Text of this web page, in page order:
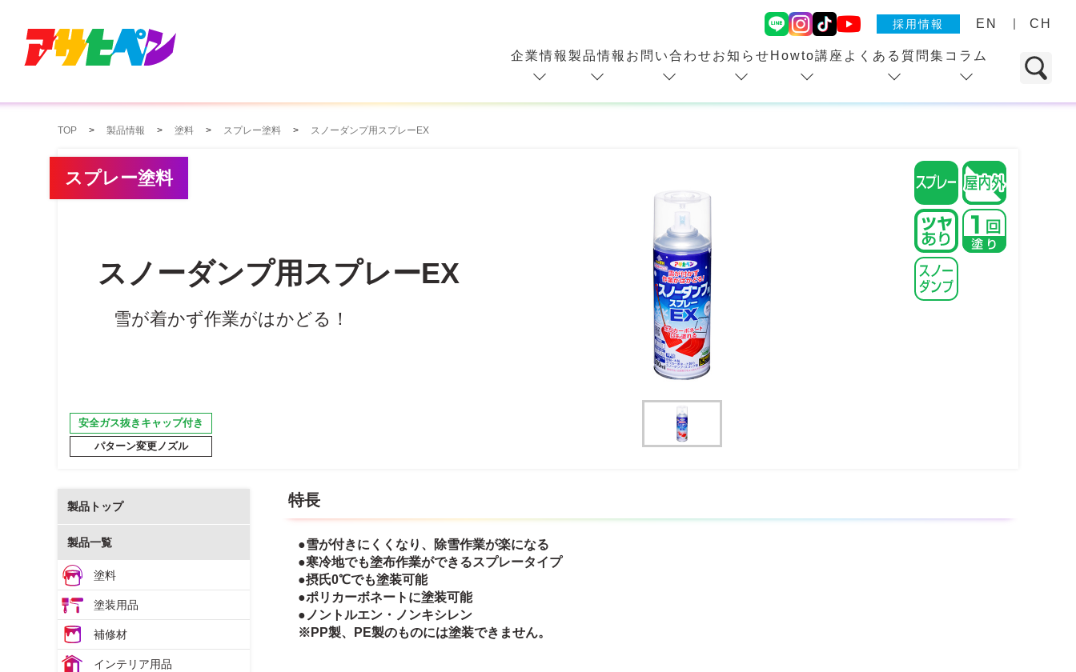
採用情報 EN CH
企業情報 製品情報 お問い合わせお知らせ Howto講座 よくある質問集 コラム
TOP 製品情報 塗料 スプレー塗料 スノーダンプ用スプレーEX
スプレー塗料
スノーダンプ用スプレーEX
雪が着かず作業がはかどる！
安全ガス抜きキャップ付き
パターン変更ノズル
特長
●雪が付きにくくなり、除雪作業が楽になる
●寒冷地でも塗布作業ができるスプレータイプ
●摂氏0℃でも塗装可能
●ポリカーボネートに塗装可能
●ノントルエン・ノンキシレン
※PP製、PE製のものには塗装できません。
製品トップ
製品一覧
塗料
塗装用品
補修材
インテリア用品